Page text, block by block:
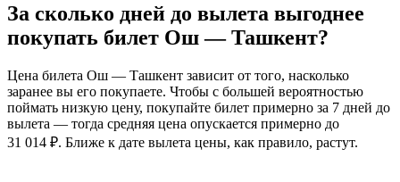
За сколько дней до вылета выгоднее
покупать билет Ош — Ташкент?
Цена билета Ош — Ташкент зависит от того, насколько
заранее вы его покупаете. Чтобы с большей вероятностью
поймать низкую цену, покупайте билет примерно за 7 дней до
вылета — тогда средняя цена опускается примерно до
31 014 ₽. Ближе к дате вылета цены, как правило, растут.